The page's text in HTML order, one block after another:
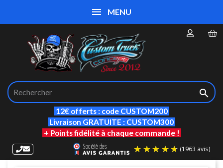

12€ offerts : code CUSTOM200
Livraison GRATUITE : CUSTOM300
+ Points fidélité à chaque commande !
MENU